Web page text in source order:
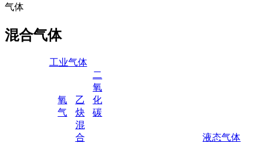
气体
混合气体
工业气体
氧
气
乙
炔
二
氧
化
碳
混
合
液态气体